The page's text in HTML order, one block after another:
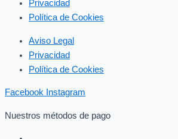
Privacidad
Política de Cookies
Aviso Legal
Privacidad
Política de Cookies
Facebook Instagram
Nuestros métodos de pago